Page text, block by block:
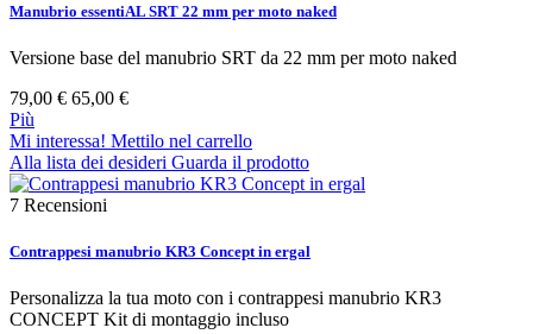
Manubrio essentiAL SRT 22 mm per moto naked
Versione base del manubrio SRT da 22 mm per moto naked
79,00 € 65,00 €
Più
Mi interessa! Mettilo nel carrello
Alla lista dei desideri Guarda il prodotto
7 Recensioni
Contrappesi manubrio KR3 Concept in ergal
Personalizza la tua moto con i contrappesi manubrio KR3
CONCEPT Kit di montaggio incluso